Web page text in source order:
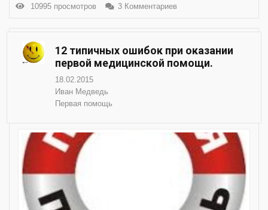
10995 просмотров 3 Комментариев
12 типичных ошибок при оказании
первой медицинской помощи.
18.02.2015
Иван Медведь
Первая помощь